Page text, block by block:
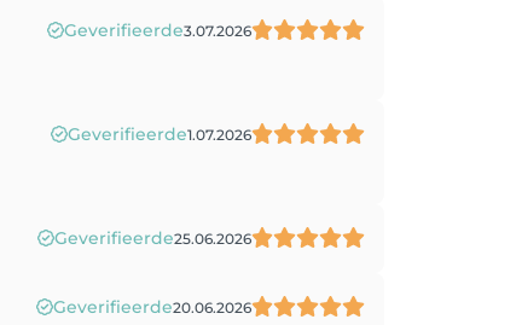
Geverifieerde3.07.2026
Geverifieerde1.07.2026
Geverifieerde25.06.2026
Geverifieerde20.06.2026